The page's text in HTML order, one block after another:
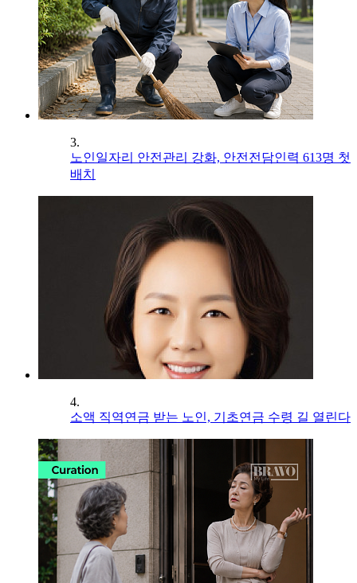
3.
노인일자리 안전관리 강화, 안전전담인력 613명 첫
배치
4.
소액 직역연금 받는 노인, 기초연금 수령 길 열린다